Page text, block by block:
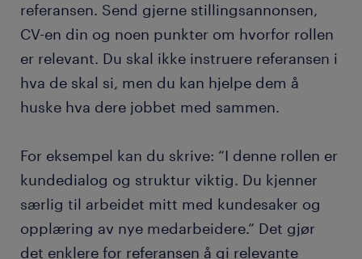
referansen. Send gjerne stillingsannonsen,
CV-en din og noen punkter om hvorfor rollen
er relevant. Du skal ikke instruere referansen i
hva de skal si, men du kan hjelpe dem å
huske hva dere jobbet med sammen.
For eksempel kan du skrive: “I denne rollen er
kundedialog og struktur viktig. Du kjenner
særlig til arbeidet mitt med kundesaker og
opplæring av nye medarbeidere.” Det gjør
det enklere for referansen å gi relevante